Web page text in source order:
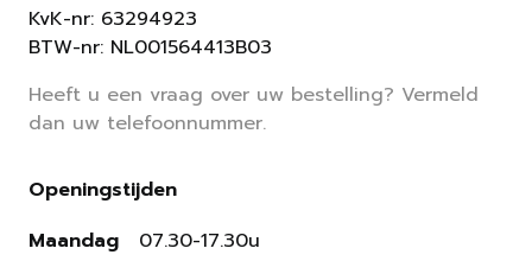
KvK-nr: 63294923
BTW-nr: NL001564413B03
Heeft u een vraag over uw bestelling? Vermeld
dan uw telefoonnummer.
Openingstijden
Maandag
07.30-17.30u